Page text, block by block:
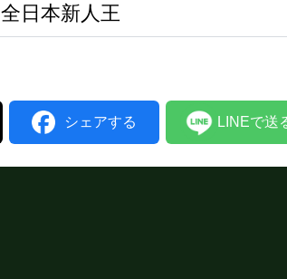
全日本新人王
シェアする LINEで送